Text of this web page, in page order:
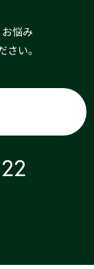
悩み
い。